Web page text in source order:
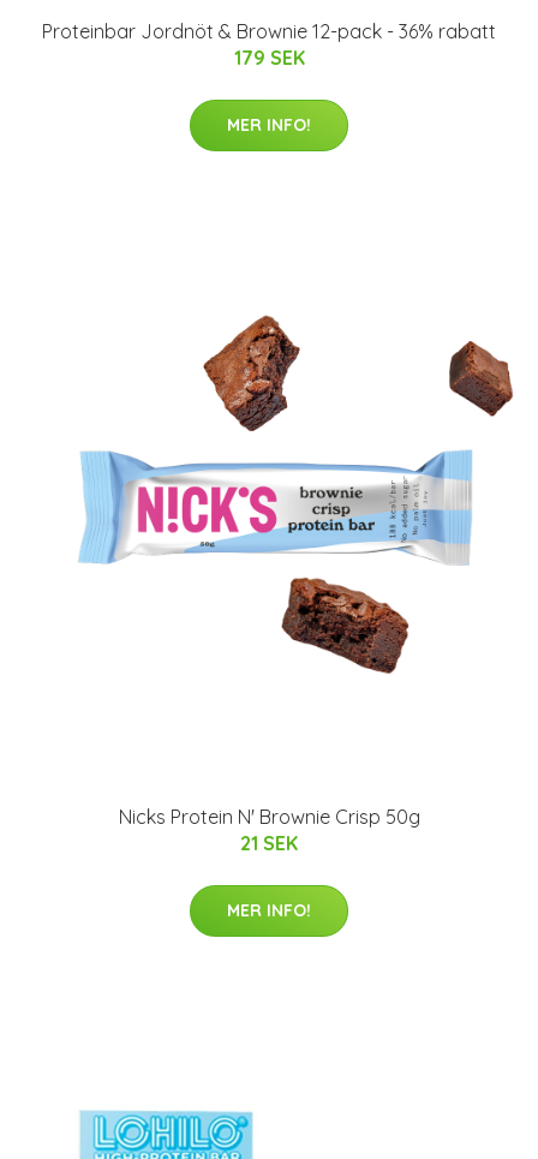
Proteinbar Jordnöt & Brownie 12-pack - 36% rabatt
179 SEK
MER INFO!
Nicks Protein N' Brownie Crisp 50g
21 SEK
MER INFO!